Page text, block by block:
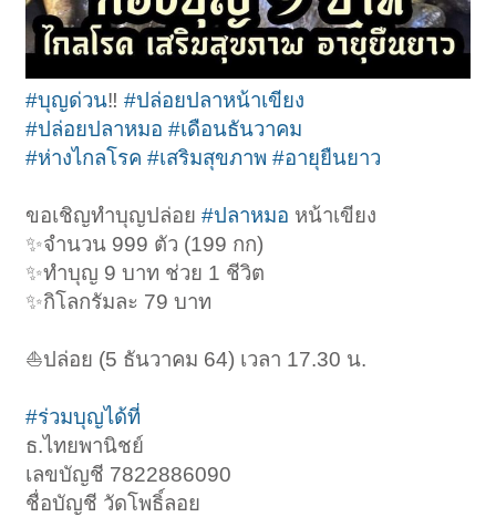
#บุญด่วน‼️#ปล่อยปลาหน้าเขียง
#ปล่อยปลาหมอ #เดือนธันวาคม
#ห่างไกลโรค #เสริมสุขภาพ #อายุยืนยาว
ขอเชิญทำบุญปล่อย#ปลาหมอ หน้าเขียง
✨จำนวน 999 ตัว (199 กก)
✨ทำบุญ 9 บาท ช่วย 1 ชีวิต
✨กิโลกรัมละ 79 บาท
⛵️ปล่อย (5 ธันวาคม 64) เวลา 17.30 น.
#ร่วมบุญได้ที่
ธ.ไทยพานิชย์
เลขบัญชี 7822886090
ชื่อบัญชี วัดโพธิ์ลอย